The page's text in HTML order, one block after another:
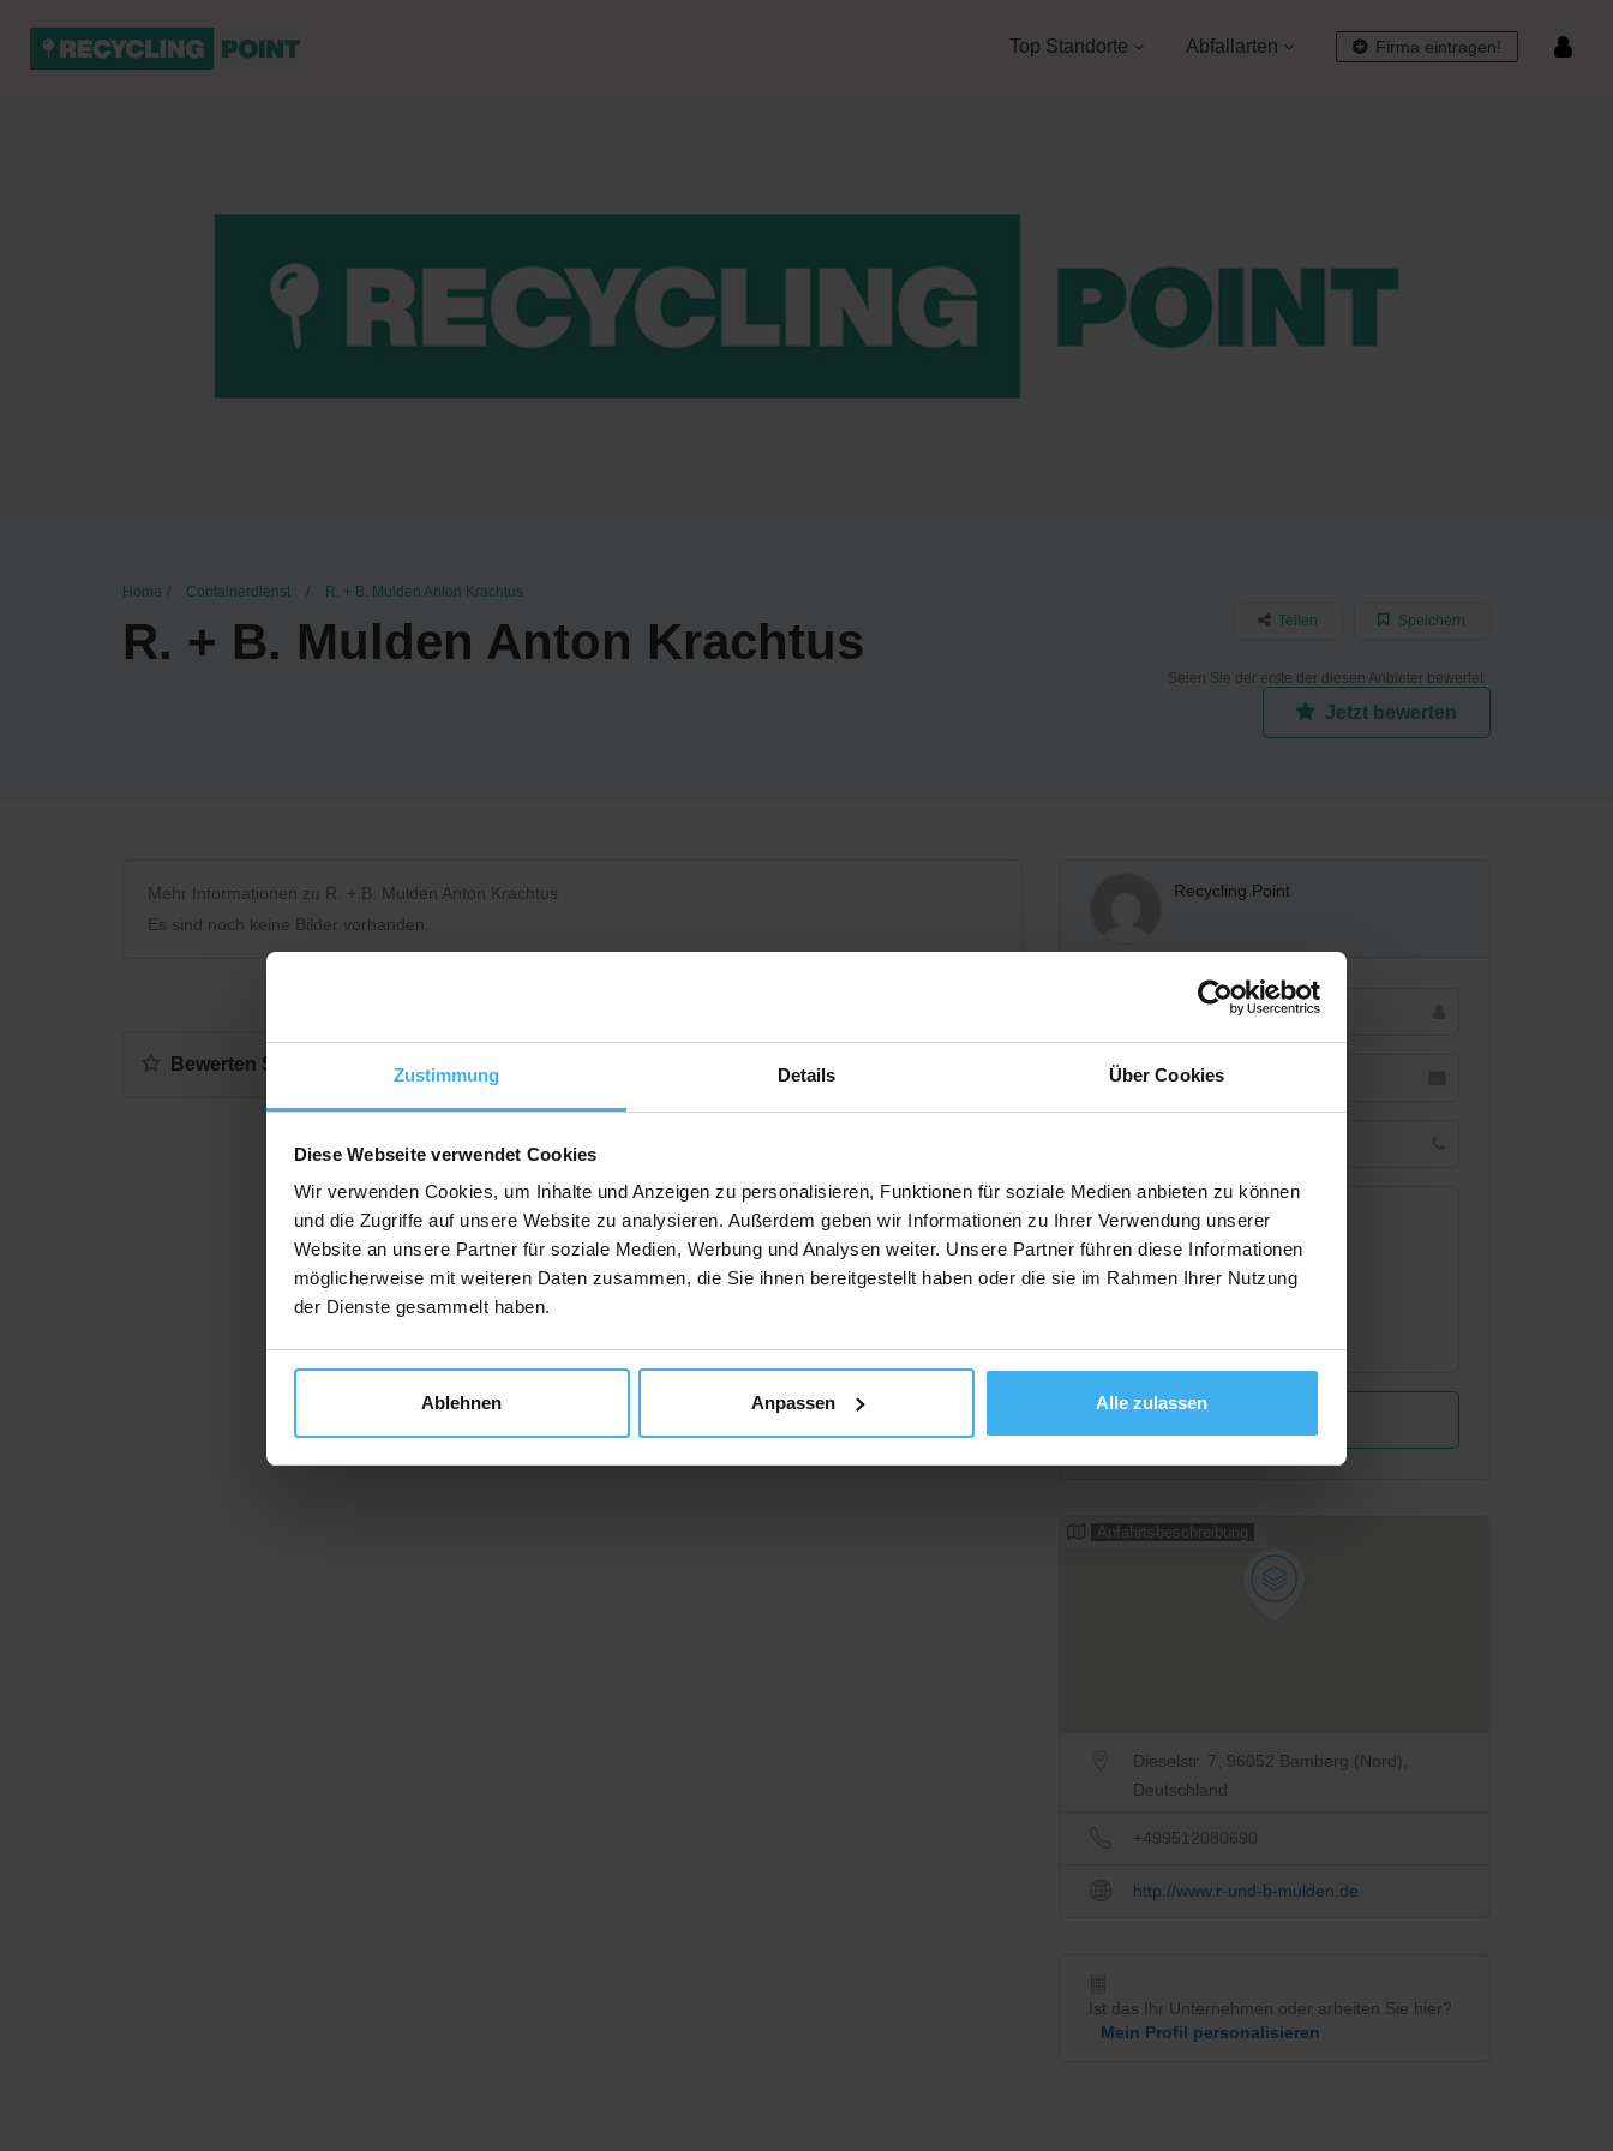
Zustimmung Details Über Cookies
Diese Webseite verwendet Cookies
Wir verwenden Cookies, um Inhalte und Anzeigen zu personalisieren, Funktionen für soziale Medien anbieten zu können
und die Zugriffe auf unsere Website zu analysieren. Außerdem geben wir Informationen zu Ihrer Verwendung unserer
Website an unsere Partner für soziale Medien, Werbung und Analysen weiter. Unsere Partner führen diese Informationen
möglicherweise mit weiteren Daten zusammen, die Sie ihnen bereitgestellt haben oder die sie im Rahmen Ihrer Nutzung
der Dienste gesammelt haben.
Ablehnen Anpassen Alle zulassen
Firma eintragen!
Top Standorte Abfallarten
Home Containerdienst R. + B. Mulden Anton Krachtus
R. + B. Mulden Anton Krachtus Speichern
Teilen
Seien Sie der erste der diesen Anbieter bewertet
Jetzt bewerten
Mehr Informationen zu R. + B. Mulden Anton Krachtus
Es sind noch keine Bilder vorhanden.
Bewerten Sie uns
Recycling Point
Anfahrtsbeschreibung
Dieselstr. 7, 96052 Bamberg (Nord),
Deutschland
+499512080690
http://www.r-und-b-mulden.de
Ist das Ihr Unternehmen oder arbeiten Sie hier?
Mein Profil personalisieren